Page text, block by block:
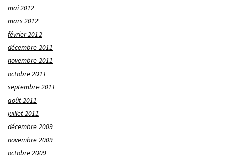
mai 2012
mars 2012
février 2012
décembre 2011
novembre 2011
octobre 2011
septembre 2011
août 2011
juillet 2011
décembre 2009
novembre 2009
octobre 2009